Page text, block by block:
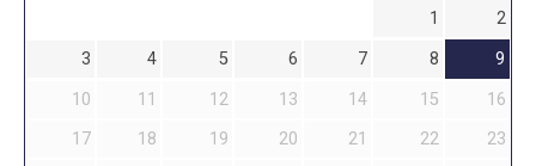
1
2
3
4 5 6 7 8
9
10
11 12 13 14 15
16
17
18 19 20 21 22
23